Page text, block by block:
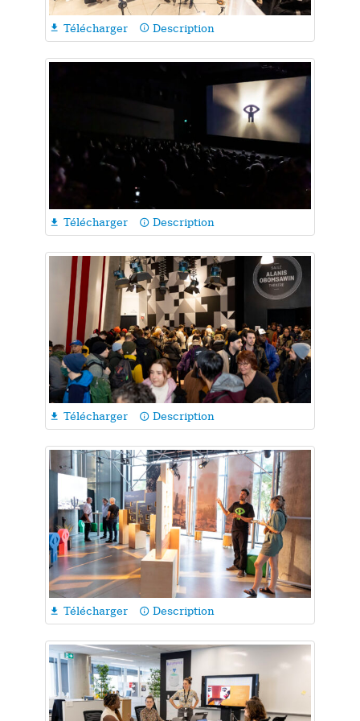
 Télécharger info_outline Description
 Télécharger info_outline Description
 Télécharger info_outline Description
 Télécharger info_outline Description